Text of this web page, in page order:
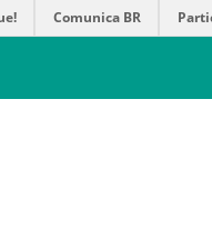
Comunica BR